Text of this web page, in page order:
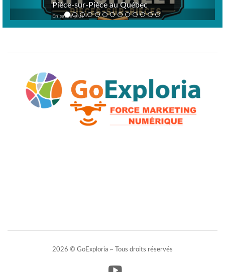
Pièce-sur-Pièce au Québec
En savoir plus >
2026 © GoExploria ~ Tous droits réservés